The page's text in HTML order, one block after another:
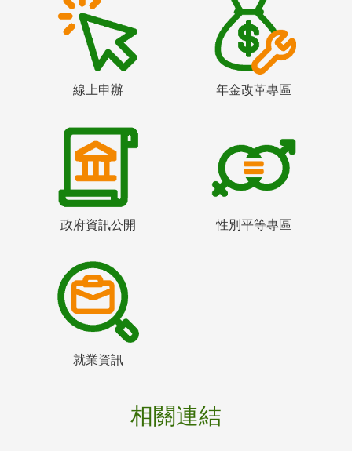
線上申辦 年金改革專區
政府資訊公開 性別平等專區
就業資訊
相關連結